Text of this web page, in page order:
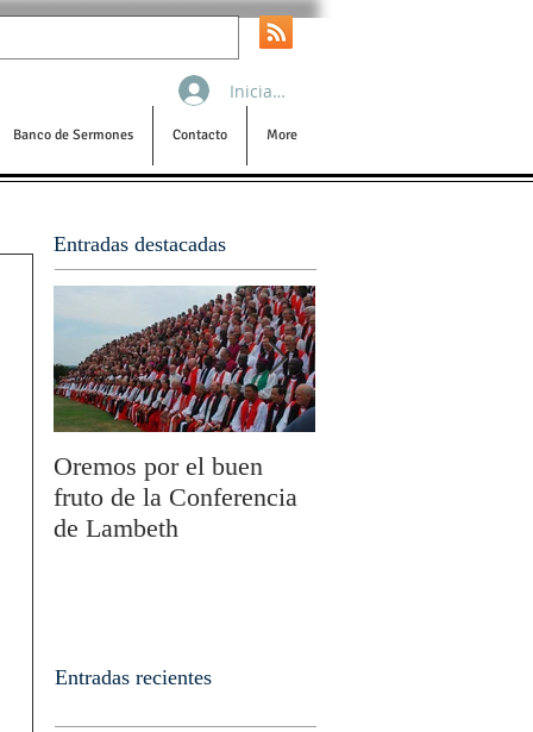
Banco de Sermones Contacto More
Iniciar sesión
Entradas destacadas
Oremos por el buen
fruto de la Conferencia
de Lambeth
Entradas recientes